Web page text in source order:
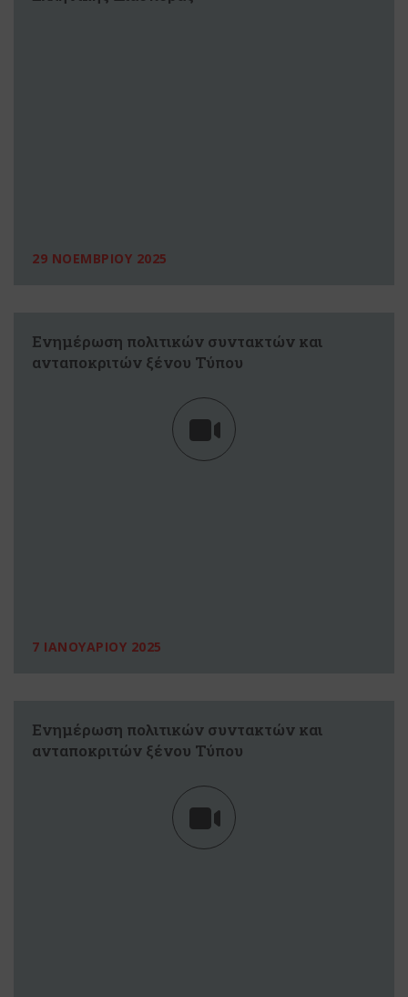
29 ΝΟΕΜΒΡΙΟΥ 2025
Ενημέρωση πολιτικών συντακτών και
ανταποκριτών ξένου Τύπου
7 ΙΑΝΟΥΑΡΙΟΥ 2025
Ενημέρωση πολιτικών συντακτών και
ανταποκριτών ξένου Τύπου